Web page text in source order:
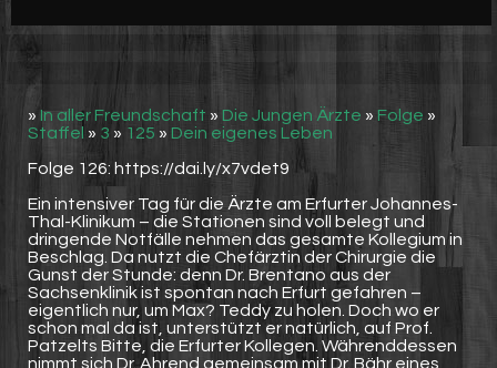
» In aller Freundschaft » Die Jungen Ärzte » Folge »
Staffel » 3 » 125 » Dein eigenes Leben
Folge 126: https://dai.ly/x7vdet9
Ein intensiver Tag für die Ärzte am Erfurter Johannes-
Thal-Klinikum – die Stationen sind voll belegt und
dringende Notfälle nehmen das gesamte Kollegium in
Beschlag. Da nutzt die Chefärztin der Chirurgie die
Gunst der Stunde: denn Dr. Brentano aus der
Sachsenklinik ist spontan nach Erfurt gefahren –
eigentlich nur, um Max? Teddy zu holen. Doch wo er
schon mal da ist, unterstützt er natürlich, auf Prof.
Patzelts Bitte, die Erfurter Kollegen. Währenddessen
nimmt sich Dr. Ahrend gemeinsam mit Dr. Bähr eines